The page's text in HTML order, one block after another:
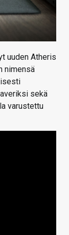
uuden Atheris
nimensä
sekä
varustettu